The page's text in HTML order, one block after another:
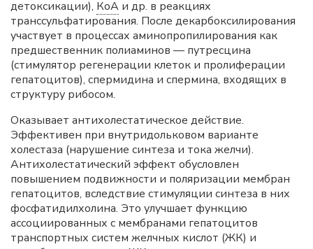
детоксикации), КоА и др. в реакциях
транссульфатирования. После декарбоксилирования
участвует в процессах аминопропилирования как
предшественник полиаминов — путресцина
(стимулятор регенерации клеток и пролиферации
гепатоцитов), спермидина и спермина, входящих в
структуру рибосом.
Оказывает антихолестатическое действие.
Эффективен при внутридольковом варианте
холестаза (нарушение синтеза и тока желчи).
Антихолестатический эффект обусловлен
повышением подвижности и поляризации мембран
гепатоцитов, вследствие стимуляции синтеза в них
фосфатидилхолина. Это улучшает функцию
ассоциированных с мембранами гепатоцитов
транспортных систем желчных кислот (ЖК) и